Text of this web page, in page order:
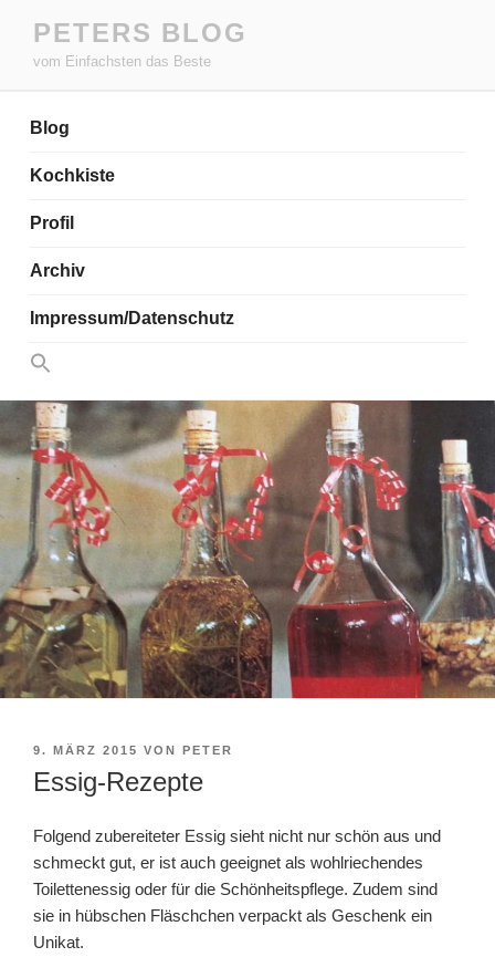
Inhalt
springen
PETERS BLOG
vom Einfachsten das Beste
Blog
Kochkiste
Profil
Archiv
Impressum/Datenschutz
Search
for:
VERÖFFENTLICHT
AM
9. MÄRZ 2015 VON PETER
Essig-Rezepte
Folgend zubereiteter Essig sieht nicht nur schön aus und
schmeckt gut, er ist auch geeignet als wohlriechendes
Toilettenessig oder für die Schönheitspflege. Zudem sind
sie in hübschen Fläschchen verpackt als Geschenk ein
Unikat.